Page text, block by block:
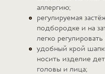
аллергию;
регулируемая
подбородке и на
легко
удобный крой
носить изделие
головы и лица;